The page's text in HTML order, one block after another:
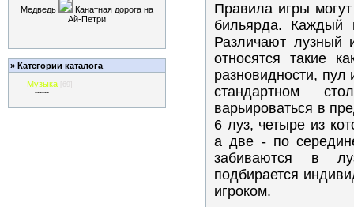
Медведь
Канатная дорога на
Ай-Петри
» Категории каталога
Музыка
------
Правила игры
бильярда. Каждый
Различают лузный
относятся такие
разновидности, пул
стандартном
варьироваться в
6 луз, четыре из
а две - по
забиваются в
подбирается
игроком.